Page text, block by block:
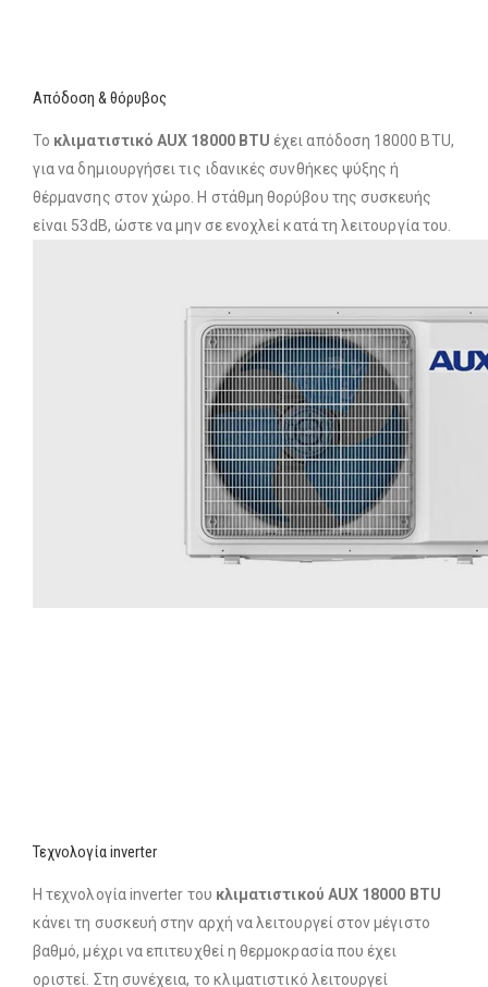
Απόδοση & θόρυβος
Το κλιματιστικό AUX 18000 BTU έχει απόδοση 18000 BTU,
για να δημιουργήσει τις ιδανικές συνθήκες ψύξης ή
θέρμανσης στον χώρο. Η στάθμη θορύβου της συσκευής
είναι 53dB, ώστε να μην σε ενοχλεί κατά τη λειτουργία του.
Τεχνολογία inverter
Η τεχνολογία inverter του κλιματιστικού AUX 18000 BTU
κάνει τη συσκευή στην αρχή να λειτουργεί στον μέγιστο
βαθμό, μέχρι να επιτευχθεί η θερμοκρασία που έχει
οριστεί. Στη συνέχεια, το κλιματιστικό λειτουργεί